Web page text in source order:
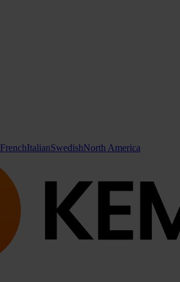
FrenchItalianSwedishNorth America